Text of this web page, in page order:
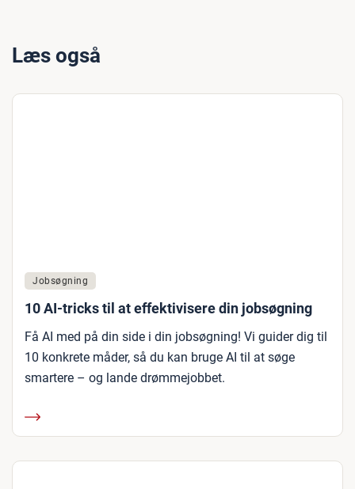
Læs også
Jobsøgning
10 AI-tricks til at effektivisere din jobsøgning
Få AI med på din side i din jobsøgning! Vi guider dig til
10 konkrete måder, så du kan bruge AI til at søge
smartere – og lande drømmejobbet.